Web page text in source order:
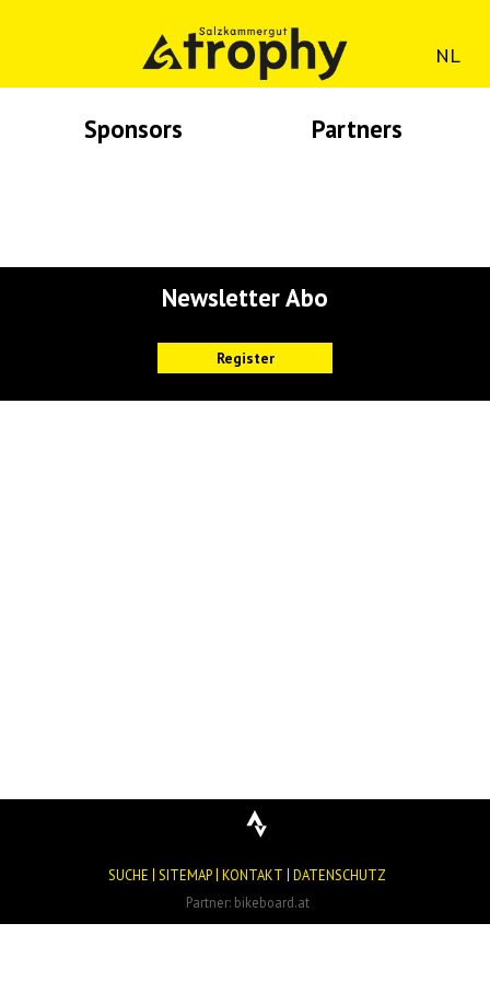
NL
Sponsors Partners
Newsletter Abo
SUCHE SITEMAP KONTAKT
DATENSCHUTZ
Partner: bikeboard.at